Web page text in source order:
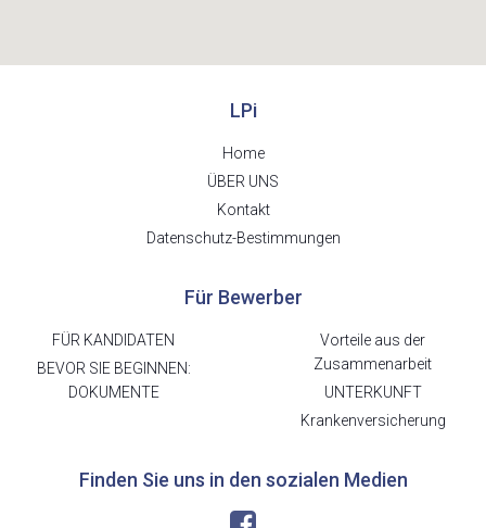
LPi
Home
ÜBER UNS
Kontakt
Datenschutz-Bestimmungen
Für Bewerber
FÜR KANDIDATEN
BEVOR SIE BEGINNEN:
DOKUMENTE
Vorteile aus der
Zusammenarbeit
UNTERKUNFT
Krankenversicherung
Finden Sie uns in den sozialen Medien